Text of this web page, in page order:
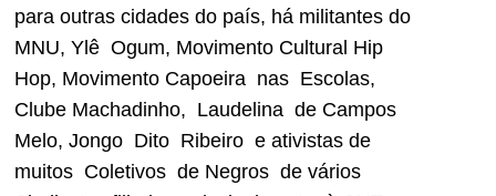
para outras cidades do país, há militantes do
MNU, Ylê Ogum, Movimento Cultural Hip
Hop, Movimento Capoeira nas Escolas,
Clube Machadinho, Laudelina de Campos
Melo, Jongo Dito Ribeiro e ativistas de
muitos Coletivos de Negros de vários